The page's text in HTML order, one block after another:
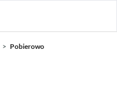
Pobierowo